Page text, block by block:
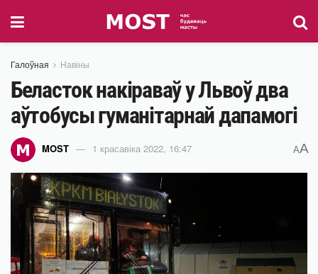
Галоўная Навіны
Беласток накіраваў у Львоў два
аўтобусы гуманітарнай дапамогі
MOST 1 красавіка 2022, 16:47 AA